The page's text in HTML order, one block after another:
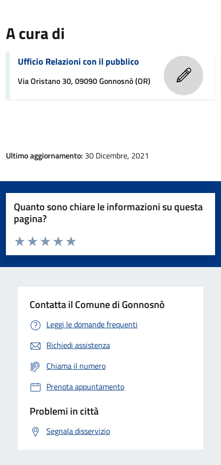
A cura di
Ufficio Relazioni con il pubblico
Via Oristano 30, 09090 Gonnosnò (OR)
Ultimo aggiornamento: 30 Dicembre, 2021
Quanto sono chiare le informazioni su questa
pagina?
Valuta da 1 a 5 stelle la pagina
Valuta 5 stelle su 5
Valuta 4 stelle su 5
Valuta 3 stelle su 5
Valuta 2 stelle su 5
Valuta 1 stelle su 5
Contatta il Comune di Gonnosnò
Leggi le domande frequenti
Richiedi assistenza
Chiama il numero
Prenota appuntamento
Problemi in città
Segnala disservizio